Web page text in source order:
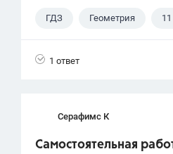
ГДЗ Геометрия
1 ответ
Серафимс К
Самостоятельная